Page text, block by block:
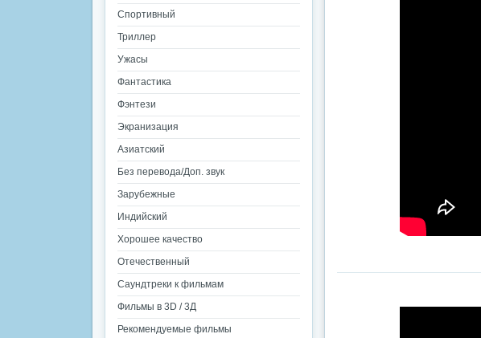
Спортивный
Триллер
Ужасы
Фантастика
Фэнтези
Экранизация
Азиатский
Без перевода/Доп. звук
Зарубежные
Индийский
Хорошее качество
Отечественный
Саундтреки к фильмам
Фильмы в 3D / 3Д
Рекомендуемые фильмы